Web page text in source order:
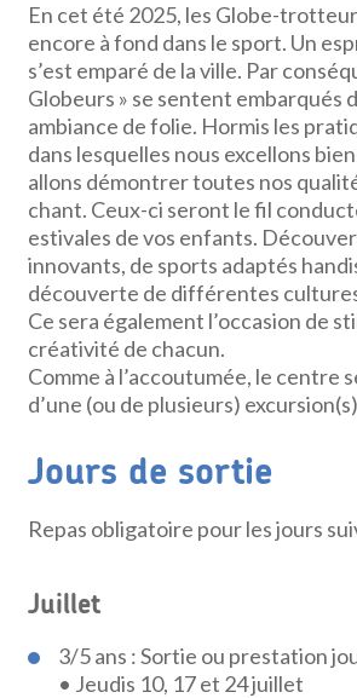
En cet été 2025, les Globe-
encore à fond dans le sport. Un
s’est emparé de la ville. Par
Globeurs » se sentent embarqués
ambiance de folie. Hormis les
dans lesquelles nous excellons
allons démontrer toutes nos
chant. Ceux-ci seront le fil
estivales de vos enfants.
innovants, de sports adaptés
découverte de différentes
Ce sera également l’occasion de
créativité de chacun.
Comme à l’accoutumée, le centre
d’une (ou de plusieurs)
Jours de sortie
Repas obligatoire pour les jours
Juillet
3/5 ans : Sortie ou prestation
• Jeudis 10, 17 et 24 juillet